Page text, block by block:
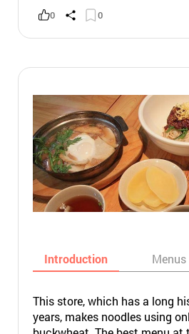
0 0
Introduction Menus
This store, which has a long
years, makes noodles using